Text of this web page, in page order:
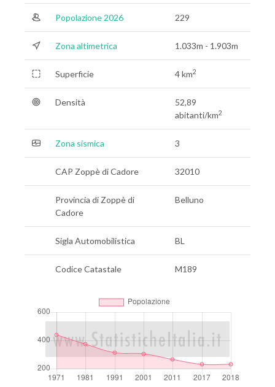
Popolazione 2026 229
Zona altimetrica 1.033m - 1.903m
Superficie 4 km2
Densità
52,89
abitanti/km2
Zona sismica 3
CAP Zoppè di Cadore 32010
Provincia di Zoppè di
Cadore
Belluno
Sigla Automobilistica BL
Codice Catastale M189